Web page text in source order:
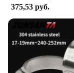
375,53 руб.